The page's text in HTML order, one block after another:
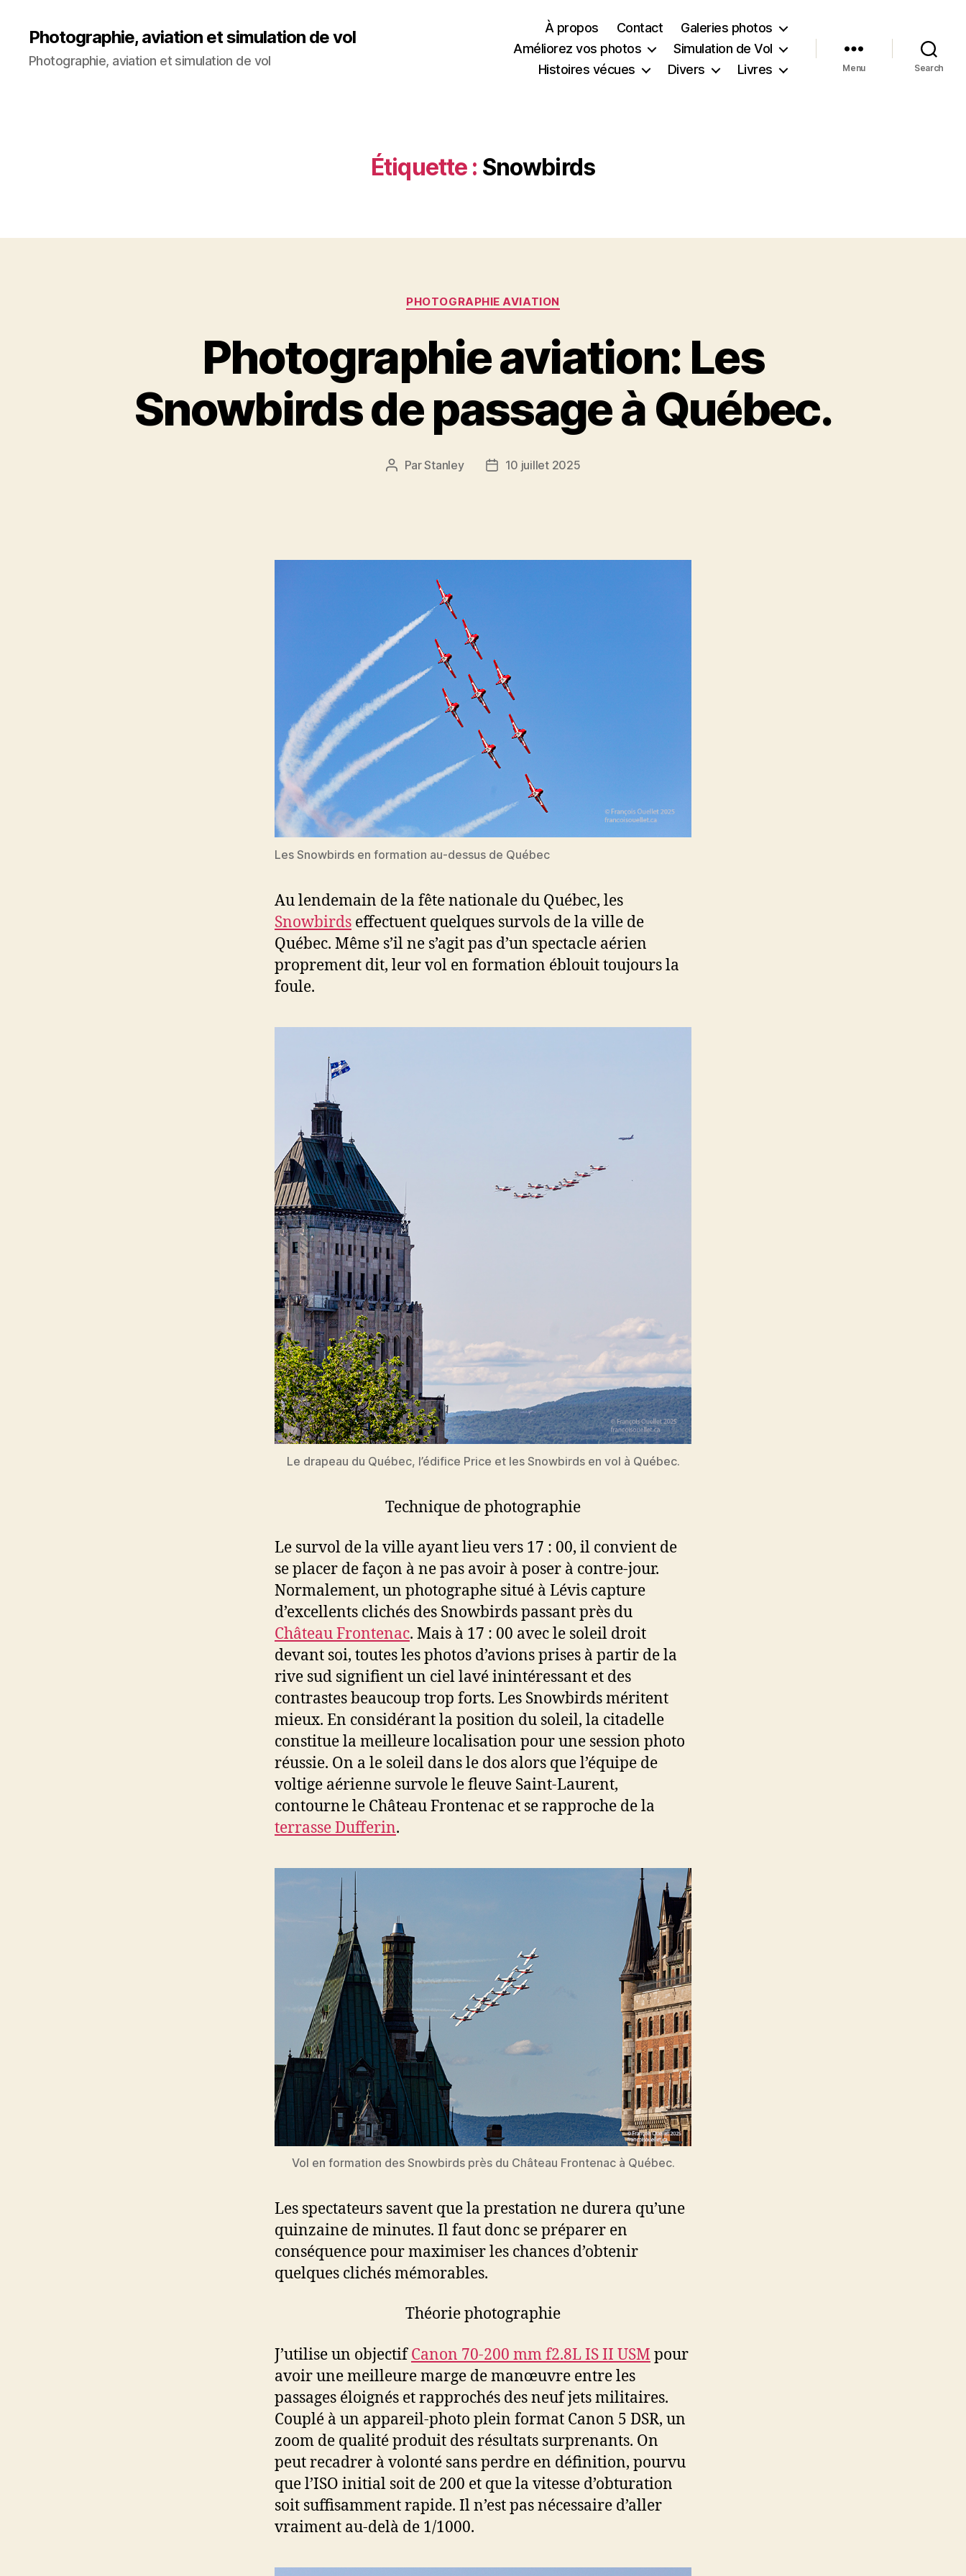
Photographie, aviation et simulation de vol
Photographie, aviation et simulation de vol
À propos Contact
Galeries photos
Améliorez vos photos
Simulation de Vol
Histoires vécues
Divers Livres Menu Search
Étiquette : Snowbirds
Catégories
PHOTOGRAPHIE AVIATION
Photographie aviation: Les
Snowbirds de passage à Québec.
Auteur
ParStanley
Date10 juillet 2025
Les Snowbirds en formation au-dessus de Québec
Au lendemain de la fête nationale du Québec, les
Snowbirds effectuent quelques survols de la ville de
Québec. Même s’il ne s’agit pas d’un spectacle aérien
proprement dit, leur vol en formation éblouit toujours la
foule.
Le drapeau du Québec, l’édifice Price et les Snowbirds en vol à Québec.
Technique de photographie
Le survol de la ville ayant lieu vers 17 : 00, il convient de
se placer de façon à ne pas avoir à poser à contre-jour.
Normalement, un photographe situé à Lévis capture
d’excellents clichés des Snowbirds passant près du
Château Frontenac. Mais à 17 : 00 avec le soleil droit
devant soi, toutes les photos d’avions prises à partir de la
rive sud signifient un ciel lavé inintéressant et des
contrastes beaucoup trop forts. Les Snowbirds méritent
mieux. En considérant la position du soleil, la citadelle
constitue la meilleure localisation pour une session photo
réussie. On a le soleil dans le dos alors que l’équipe de
voltige aérienne survole le fleuve Saint-Laurent,
contourne le Château Frontenac et se rapproche de la
terrasse Dufferin.
Vol en formation des Snowbirds près du Château Frontenac à Québec.
Les spectateurs savent que la prestation ne durera qu’une
quinzaine de minutes. Il faut donc se préparer en
conséquence pour maximiser les chances d’obtenir
quelques clichés mémorables.
Théorie photographie
J’utilise un objectifCanon 70-200 mm f2.8L IS II USM pour
avoir une meilleure marge de manœuvre entre les
passages éloignés et rapprochés des neuf jets militaires.
Couplé à un appareil-photo plein format Canon 5 DSR, un
zoom de qualité produit des résultats surprenants. On
peut recadrer à volonté sans perdre en définition, pourvu
que l’ISO initial soit de 200 et que la vitesse d’obturation
soit suffisamment rapide. Il n’est pas nécessaire d’aller
vraiment au-delà de 1/1000.